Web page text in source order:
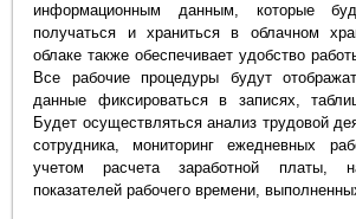
информационным данным, которые
получаться и храниться в облачном
облаке также обеспечивает удобство
Все рабочие процедуры будут
данные фиксироваться в записях,
Будет осуществляться анализ трудовой
сотрудника, мониторинг ежедневных
учетом расчета заработной платы,
показателей рабочего времени,